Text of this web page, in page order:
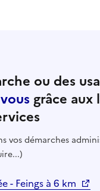
ou des
grâce aux
vos démarches
- Feings à 6 km